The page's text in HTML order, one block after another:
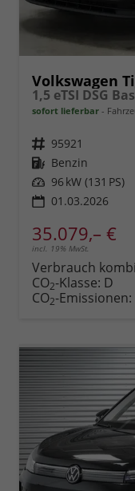
Volkswagen
1,5 eTSI DSG
sofort lieferbar
Fahrzeugnr. 95921
Kraftstoff Benzin
Leistung 96 kW (131 PS)
01.03.2026
35.079,– €
incl. 19% MwSt.
Verbrauch
CO2-Klasse: D
CO2-Emissionen: